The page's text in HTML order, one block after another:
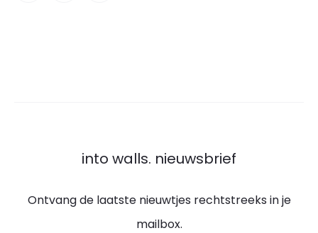
into walls. nieuwsbrief
Ontvang de laatste nieuwtjes rechtstreeks in je
mailbox.